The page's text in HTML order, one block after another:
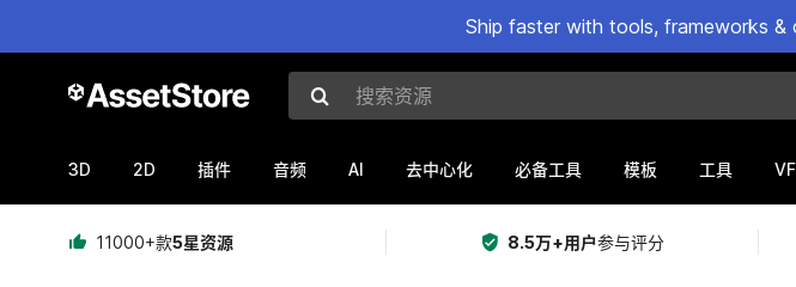
Ship faster with tools, frameworks
搜索资源
3D 2D 插件 音频 AI 去中心化 必备工具 模板 工具
11000+款5星资源 8.5万+用户参与评分